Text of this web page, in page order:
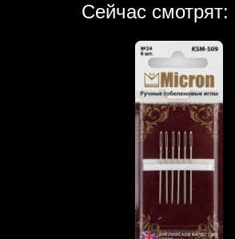
Сейчас смотрят: